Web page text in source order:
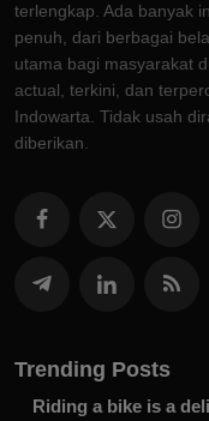
terlengkap. Ada banyak
penuh, dari berbagai
utama bagi masyarakat
actual, terkini, dan
Indowarta. Tidak usah
diberikan.
Trending Posts
Riding a bike is a